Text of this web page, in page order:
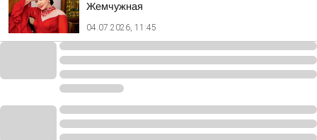
Жемчужная
04.07.2026, 11:45